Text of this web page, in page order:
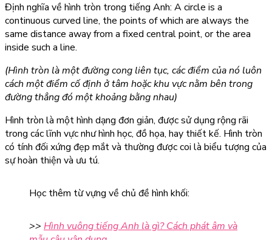
Định nghĩa về hình tròn trong tiếng Anh: A circle is a
continuous curved line, the points of which are always the
same distance away from a fixed central point, or the area
inside such a line.
(Hình tròn là một đường cong liên tục, các điểm của nó luôn
cách một điểm cố định ở tâm hoặc khu vực nằm bên trong
đường thẳng đó một khoảng bằng nhau)
Hình tròn là một hình dạng đơn giản, được sử dụng rộng rãi
trong các lĩnh vực như hình học, đồ họa, hay thiết kế. Hình tròn
có tính đối xứng đẹp mắt và thường được coi là biểu tượng của
sự hoàn thiện và ưu tú.
Học thêm từ vựng về chủ đề hình khối:
>> Hình vuông tiếng Anh là gì? Cách phát âm và